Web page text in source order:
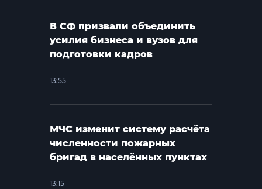
В СФ призвали объединить
усилия бизнеса и вузов для
подготовки кадров
13:55
МЧС изменит систему расчёта
численности пожарных
бригад в населённых пунктах
13:15